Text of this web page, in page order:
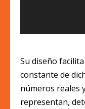
Su diseño
constante de
números reales
representan,